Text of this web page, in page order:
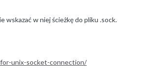
wskazać w niej ścieżkę do pliku .sock.
unix-socket-connection/